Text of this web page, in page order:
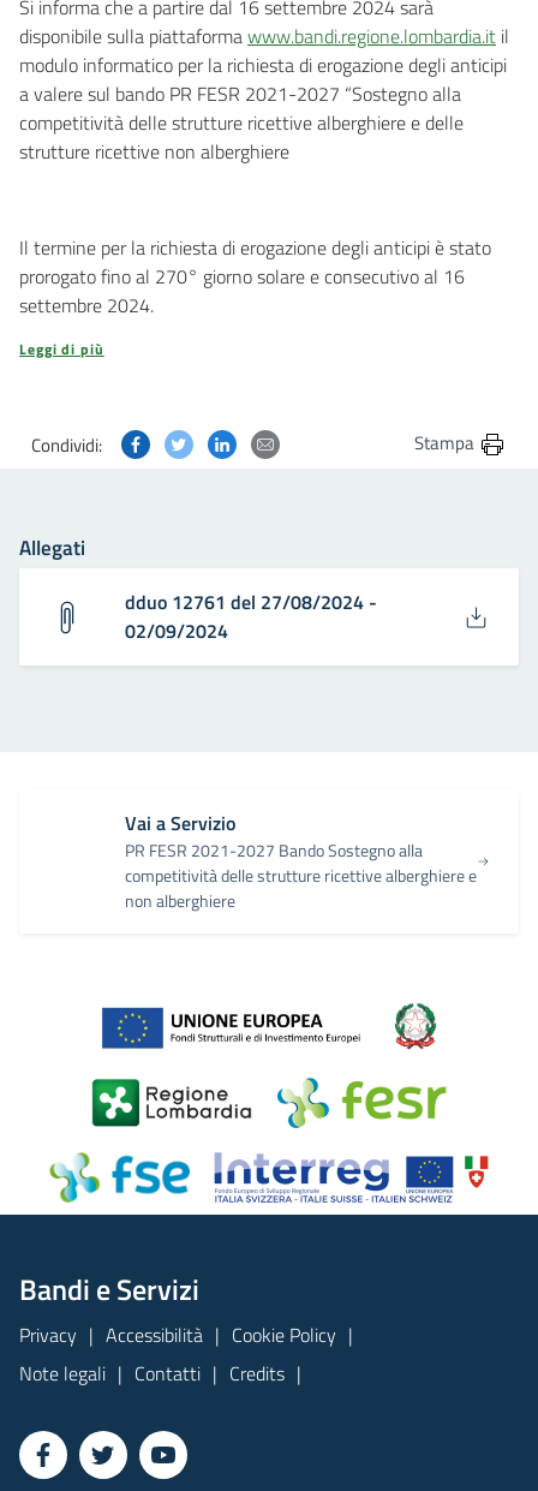
Si informa che a partire dal 16 settembre 2024 sarà
disponibile sulla piattaformawww.bandi.regione.lombardia.it il
modulo informatico per la richiesta di erogazione degli anticipi
a valere sul bando PR FESR 2021-2027 “Sostegno alla
competitività delle strutture ricettive alberghiere e delle
strutture ricettive non alberghiere
Il termine per la richiesta di erogazione degli anticipi è stato
prorogato fino al 270° giorno solare e consecutivo al 16
settembre 2024.
Leggi di più
Condividi: Condividi questa pagina su Facebook
Condividi questa pagina su Twitter
Condividi questa pagina su Linkedin
Condividi questa pagina via
Stampa
Allegati
dduo 12761 del 27/08/2024 -
02/09/2024
Vai a Servizio
PR FESR 2021-2027 Bando Sostegno alla
competitività delle strutture ricettive alberghiere e
non alberghiere
Bandi e Servizi
Privacy Accessibilità
Cookie Policy
Note legali
Contatti Credits